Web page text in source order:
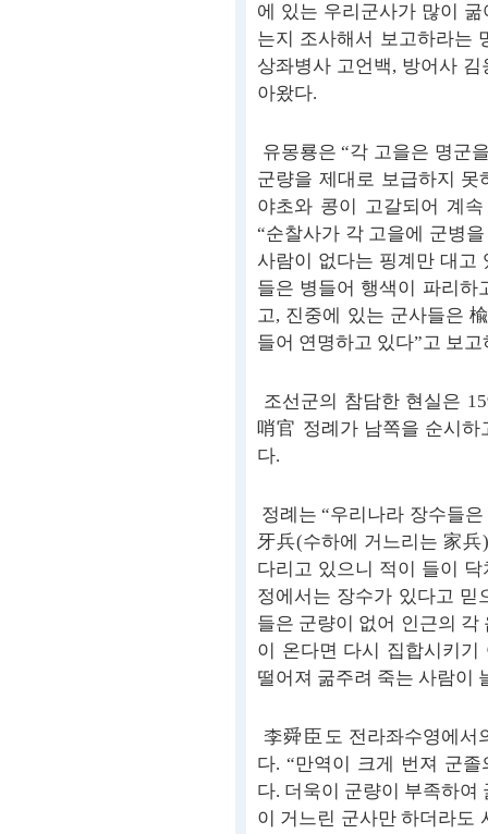
에 있는 우리군사가 많이
는지 조사해서 보고하라는
상좌병사 고언백, 방어사
아왔다.
유몽룡은 “각 고을은 명군
군량을 제대로 보급하지
야초와 콩이 고갈되어 계
“순찰사가 각 고을에 군병
사람이 없다는 핑계만 대고
들은 병들어 행색이 파리하
고, 진중에 있는 군사들은
들어 연명하고 있다”고 보고
조선군의 참담한 현실은
哨官 정례가 남쪽을 순시하
다.
정례는 “우리나라 장수들
牙兵(수하에 거느리는 家
다리고 있으니 적이 들이
정에서는 장수가 있다고
들은 군량이 없어 인근의 각
이 온다면 다시 집합시키
떨어져 굶주려 죽는 사람이
李舜臣도 전라좌수영에서
다. “만역이 크게 번져 군
다. 더욱이 군량이 부족하여
이 거느린 군사만 하더라도